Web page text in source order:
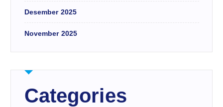
Desember 2025
November 2025
Categories